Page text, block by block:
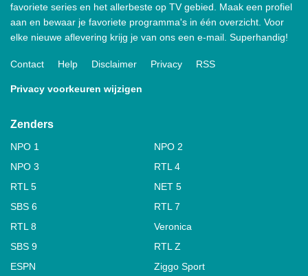
favoriete series en het allerbeste op TV gebied. Maak een profiel
aan en bewaar je favoriete programma's in één overzicht. Voor
elke nieuwe aflevering krijg je van ons een e-mail. Superhandig!
Contact Help Disclaimer Privacy RSS
Privacy voorkeuren wijzigen
Zenders
NPO 1
NPO 2
NPO 3
RTL 4
RTL 5
NET 5
SBS 6
RTL 7
RTL 8
Veronica
SBS 9
RTL Z
ESPN
Ziggo Sport